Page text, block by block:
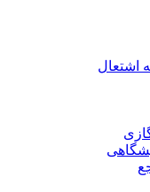
اشتعال